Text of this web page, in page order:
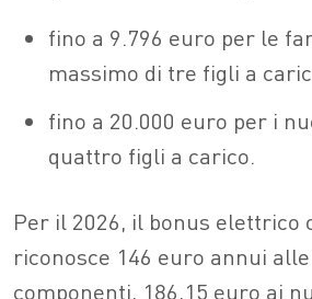
fino a 9.796 euro per le
massimo di tre figli a
fino a 20.000 euro per i
quattro figli a carico.
Per il 2026, il bonus elettrico
riconosce 146 euro annui
componenti, 186,15 euro ai